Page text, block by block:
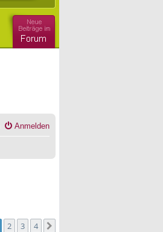
Anmelden
2 3 4